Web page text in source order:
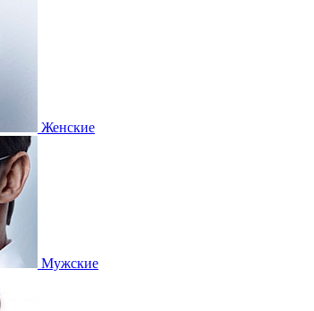
Женские
Мужские